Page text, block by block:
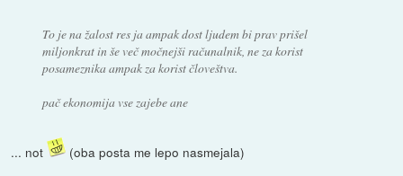
To je na žalost res ja ampak dost ljudem bi prav prišel
miljonkrat in še več močnejši računalnik, ne za korist
posameznika ampak za korist človeštva.
pač ekonomija vse zajebe ane
... not
(oba posta me lepo nasmejala)